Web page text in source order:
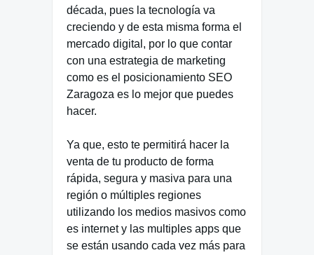
década, pues la tecnología va
creciendo y de esta misma forma el
mercado digital, por lo que contar
con una estrategia de marketing
como es el posicionamiento SEO
Zaragoza es lo mejor que puedes
hacer.
Ya que, esto te permitirá hacer la
venta de tu producto de forma
rápida, segura y masiva para una
región o múltiples regiones
utilizando los medios masivos como
es internet y las multiples apps que
se están usando cada vez más para